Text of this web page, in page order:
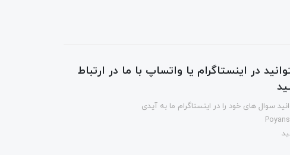
در اینستاگرام یا واتساپ با ما در ارتباط
سوال های خود را در اینستاگرام ما به آیدی